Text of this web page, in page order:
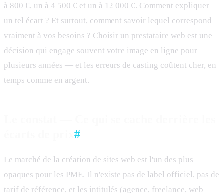
à 800 €, un à 4 500 € et un à 12 000 €. Comment expliquer
un tel écart ? Et surtout, comment savoir lequel correspond
vraiment à vos besoins ? Choisir un prestataire web est une
décision qui engage souvent votre image en ligne pour
plusieurs années — et les erreurs de casting coûtent cher, en
temps comme en argent.
#
Le marché de la création de sites web est l'un des plus
opaques pour les PME. Il n'existe pas de label officiel, pas de
tarif de référence, et les intitulés (agence, freelance, web